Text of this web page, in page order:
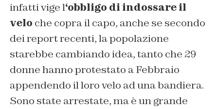
infatti vige l‘obbligo di indossare il
velo che copra il capo, anche se secondo
dei report recenti, la popolazione
starebbe cambiando idea, tanto che 29
donne hanno protestato a Febbraio
appendendo il loro velo ad una bandiera.
Sono state arrestate, ma è un grande